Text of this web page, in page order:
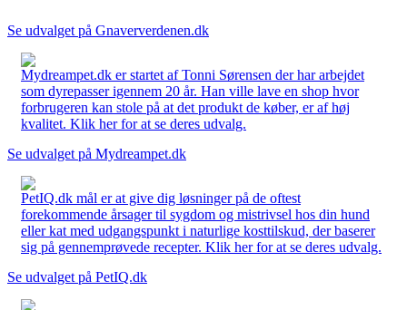
Se udvalget på Gnaververdenen.dk
Mydreampet.dk er startet af Tonni Sørensen der har arbejdet
som dyrepasser igennem 20 år. Han ville lave en shop hvor
forbrugeren kan stole på at det produkt de køber, er af høj
kvalitet. Klik her for at se deres udvalg.
Se udvalget på Mydreampet.dk
PetIQ.dk mål er at give dig løsninger på de oftest
forekommende årsager til sygdom og mistrivsel hos din hund
eller kat med udgangspunkt i naturlige kosttilskud, der baserer
sig på gennemprøvede recepter. Klik her for at se deres udvalg.
Se udvalget på PetIQ.dk